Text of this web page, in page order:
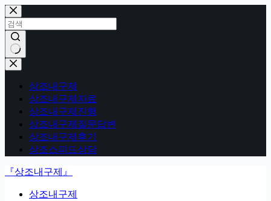
본
문
으
로
건
너
결
상조내구제
상조내구제자료
상조내구제진행
상조내구제질문답변
상조내구제후기
상조스피드상담
『상조내구제』
상조내구제